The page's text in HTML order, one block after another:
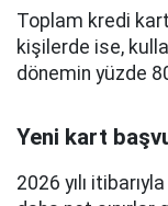
Toplam kredi
kişilerde ise,
dönemin yüzde
Yeni kart
2026 yılı